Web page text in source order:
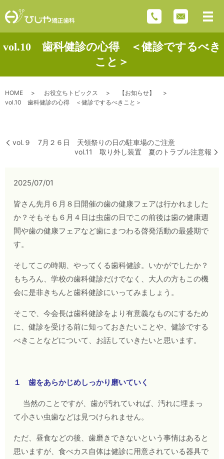
vol.10 歯科健診の心得 ＜健診でするべき
こと＞
HOME お役立ちトピックス
【お知らせ】
vol.10 歯科健診の心得 ＜健診でするべきこと＞
vol.９ 7月２６日 天領祭りの日の駐車場のご注意
vol.11 取り外し装置 夏のトラブル注意報
2025/07/01
皆さん先月６月８日開催の歯の健康フェアは行かれました
か？そもそも６月４日は虫歯の日でこの前後は歯の健康週
間や歯の健康フェアなど歯にまつわる啓発活動の最盛期で
す。
そしてこの時期、やってくる歯科健診。いかがでしたか？
もちろん、学校の歯科健診だけでなく、大人の方もこの機
会に是非きちんと歯科健診にいってみましょう。
そこで、今会長は歯科健診をより有意義なものにするため
に、健診を受ける前に知っておきたいことや、健診でする
べきことなどについて、お話していきたいと思います。
１ 歯をあらかじめしっかり磨いていく
当然のことですが、歯が汚れていれば、汚れに埋まっ
て小さい虫歯などは見つけられません。
ただ、昼食などの後、歯磨きできないという事情はあると
思いますが、食べカス自体は健診に用意されている器具で